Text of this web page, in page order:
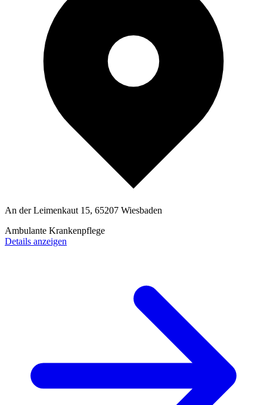
An der Leimenkaut 15, 65207 Wiesbaden
Ambulante Krankenpflege
Details anzeigen